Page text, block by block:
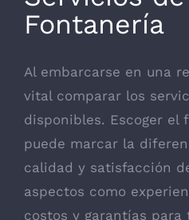
Fontanería
Al embarcarse en una
vital comparar los
disponibles. Escoger el
puede marcar la
calidad y satisfacción
aspectos como
costos y garantías para